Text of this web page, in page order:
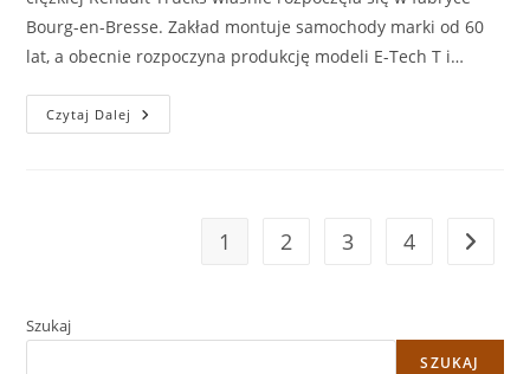
Bourg-en-Bresse. Zakład montuje samochody marki od 60
lat, a obecnie rozpoczyna produkcję modeli E-Tech T i…
Czytaj Dalej Rozpoczęcie
W
C
1 2 3 4 Go to
Szukaj
SZUKAJ